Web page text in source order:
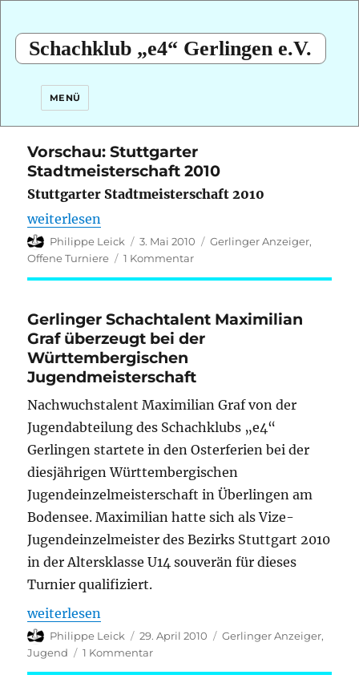
Schachklub „e4“ Gerlingen e.V.
MENÜ
Vorschau: Stuttgarter
Stadtmeisterschaft 2010
Stuttgarter Stadtmeisterschaft 2010
„Vorschau: Stuttgarter Stadtmeisterschaft 2010“
weiterlesen
Autor
Philippe Leick
Veröffentlicht
am
3. Mai 2010 Kategorien
Gerlinger Anzeiger,
Offene Turniere
1 Kommentarzu
Vorschau:
2010
Gerlinger Schachtalent Maximilian
Graf überzeugt bei der
Württembergischen
Jugendmeisterschaft
Nachwuchstalent Maximilian Graf von der
Jugendabteilung des Schachklubs „e4“
Gerlingen startete in den Osterferien bei der
diesjährigen Württembergischen
Jugendeinzelmeisterschaft in Überlingen am
Bodensee. Maximilian hatte sich als Vize-
Jugendeinzelmeister des Bezirks Stuttgart 2010
in der Altersklasse U14 souverän für dieses
Turnier qualifiziert.
„Gerlinger Schachtalent Maximilian Graf
weiterlesen
Autor
Philippe Leick
Veröffentlicht
am
29. April 2010 Kategorien
Gerlinger Anzeiger,
Jugend
1 Kommentarzu
Gerlinger